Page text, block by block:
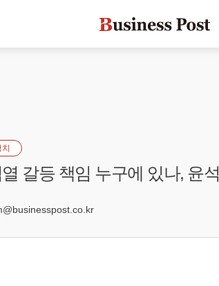
갈등 책임 누구에 있나, 윤